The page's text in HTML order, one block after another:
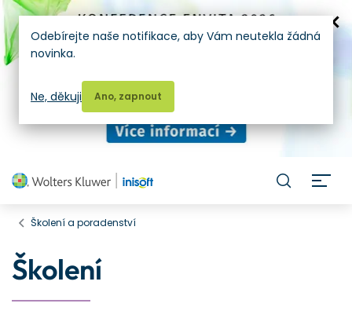
Školení a poradenství
Školení
Odebírejte naše notifikace, aby Vám neutekla žádná
novinka.
Ano, zapnout
Ne, děkuji